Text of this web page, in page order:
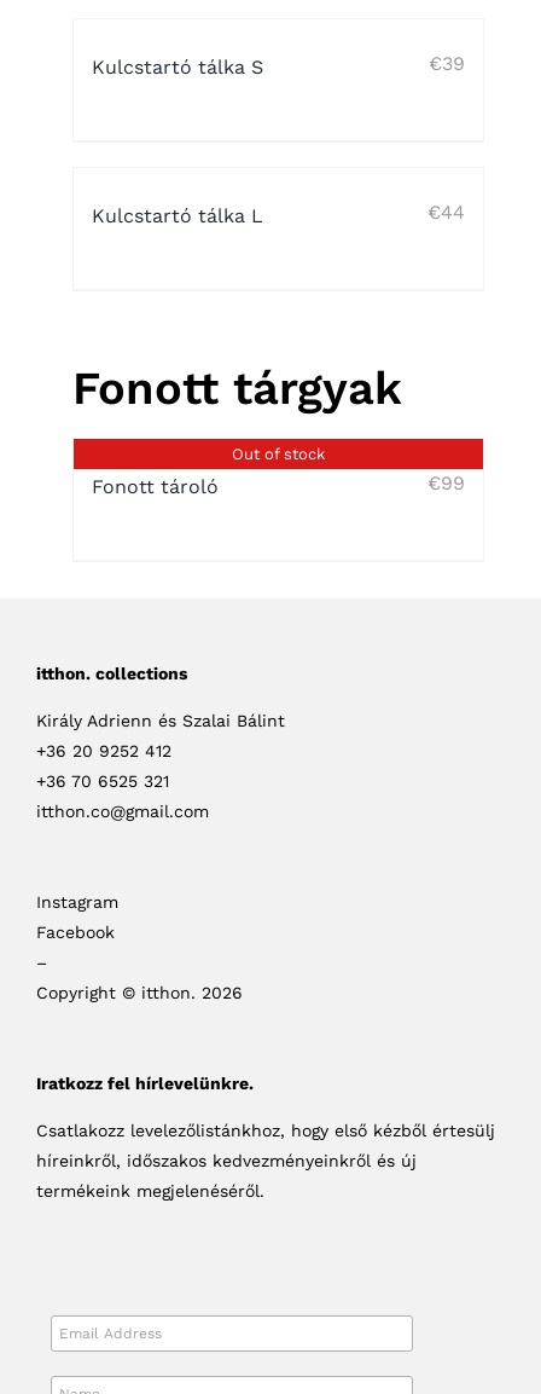
Kulcstartó tálka S €39
Kulcstartó tálka L €44
Fonott tárgyak
Out of stock
Fonott tároló €99
itthon. collections
Király Adrienn és Szalai Bálint
+36 20 9252 412
+36 70 6525 321
itthon.co@gmail.com
Instagram
Facebook
–
Copyright © itthon. 2026
Iratkozz fel hírlevelünkre.
Csatlakozz levelezőlistánkhoz, hogy első kézből értesülj
híreinkről, időszakos kedvezményeinkről és új
termékeink megjelenéséről.